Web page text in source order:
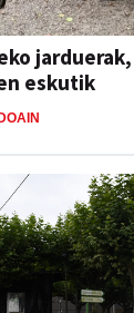
eskutik